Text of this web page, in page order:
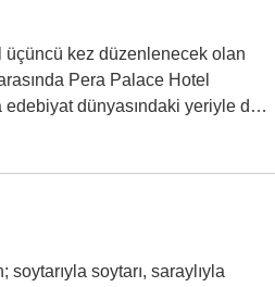
üçüncü kez düzenlenecek olan
Pera Palace Hotel
edebiyat dünyasındaki yeriyle d…
soytarı, saraylıyla